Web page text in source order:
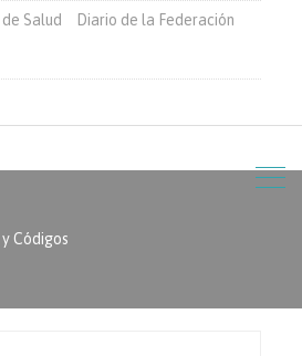
Salud Diario de la Federación
Códigos